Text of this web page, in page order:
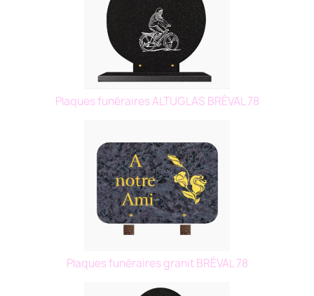
Plaques funéraires ALTUGLAS BRÉVAL 78
Plaques funéraires granit BRÉVAL 78